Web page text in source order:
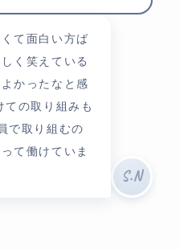
S.N
て面白い方ば
く笑えている
かったなと感
ての取り組みも
で取り組むの
て働けていま